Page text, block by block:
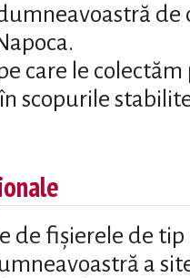
care le
scopurile
de fișierele de
a